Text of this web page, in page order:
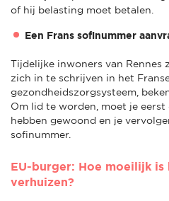
of hij belasting moet betalen.
Een Frans sofinummer
Tijdelijke inwoners van
zich in te schrijven in het
gezondheidszorgsysteem,
Om lid te worden, moet je eerst
hebben gewoond en je
sofinummer.
EU-burger: Hoe moeilijk is
verhuizen?